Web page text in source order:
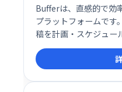
Bufferは、直感的で効
プラットフォームです
稿を計画・スケジュー
ォーマンス分析も可
Instagramの直接スケ
で、ソーシャルメデ
支援します。iOS/